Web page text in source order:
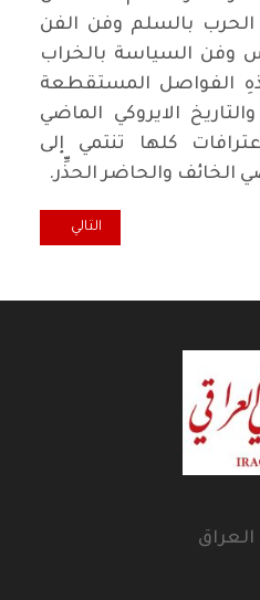
الحرب بالسلم وفن الفن
وفن السياسة بالخراب
الفواصل المستقطعة
الايروكي الماضي
كلها تنتمي إلى
الخائف والحاضر الحذِّر.
البصري المناضل جبار عبيد الشطري /
المقال التالي:
التالي